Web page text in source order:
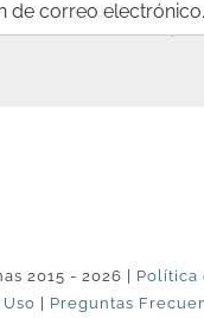
2015 - 2026 | Política
Preguntas